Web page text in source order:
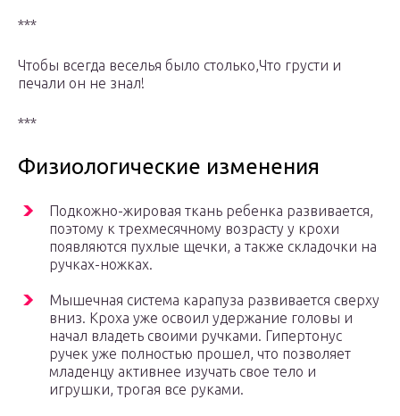
***
Чтобы всегда веселья было столько,Что грусти и
печали он не знал!
***
Физиологические изменения
Подкожно-жировая ткань ребенка развивается,
поэтому к трехмесячному возрасту у крохи
появляются пухлые щечки, а также складочки на
ручках-ножках.
Мышечная система карапуза развивается сверху
вниз. Кроха уже освоил удержание головы и
начал владеть своими ручками. Гипертонус
ручек уже полностью прошел, что позволяет
младенцу активнее изучать свое тело и
игрушки, трогая все руками.